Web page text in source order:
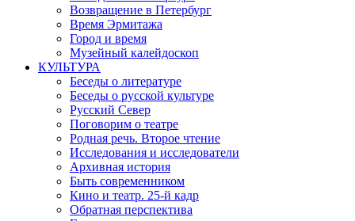
Возвращение в Петербург
Время Эрмитажа
Город и время
Музейный калейдоскоп
КУЛЬТУРА
Беседы о литературе
Беседы о русской культуре
Русский Север
Поговорим о театре
Родная речь. Второе чтение
Исследования и исследователи
Архивная история
Быть современником
Кино и театр. 25-й кадр
Обратная перспектива